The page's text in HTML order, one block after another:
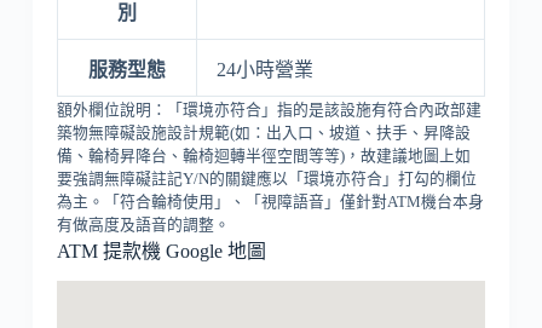
別
服務型態 24小時營業
額外欄位說明：「環境亦符合」指的是該設施有符合內政部建
築物無障礙設施設計規範(如：出入口、坡道、扶手、昇降設
備、輪椅昇降台、輪椅迴轉半徑空間等等)，故建議地圖上如
要強調無障礙註記Y/N的關鍵應以「環境亦符合」打勾的欄位
為主。「符合輪椅使用」、「視障語音」僅針對ATM機台本身
有做高度及語音的調整。
ATM 提款機 Google 地圖